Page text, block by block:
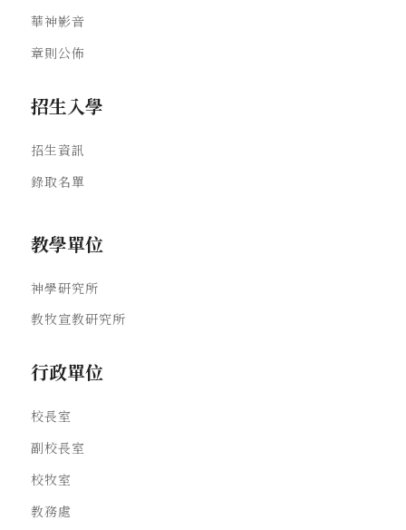
華神影音
章則公佈
招生入學
招生資訊
錄取名單
教學單位
神學研究所
教牧宣教研究所
行政單位
校長室
副校長室
校牧室
教務處